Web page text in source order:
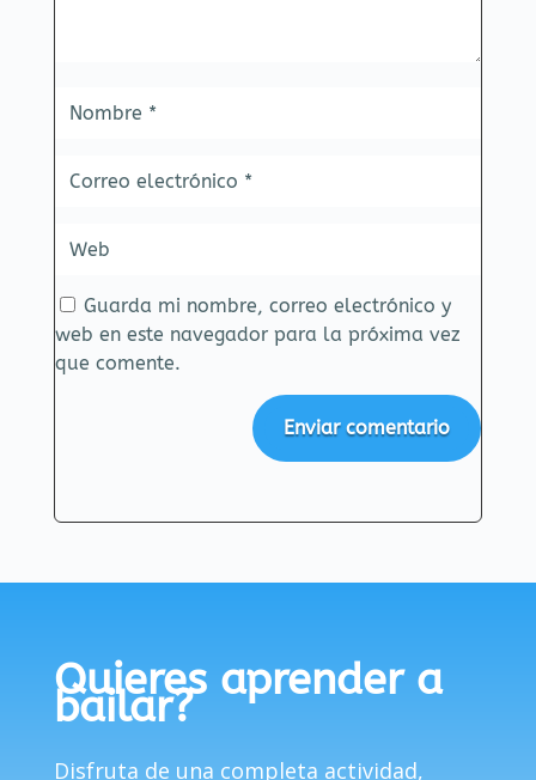
Guarda mi nombre, correo electrónico y
web en este navegador para la próxima vez
que comente.
Enviar comentario
Quieres aprender a
bailar?
Disfruta de una completa actividad,